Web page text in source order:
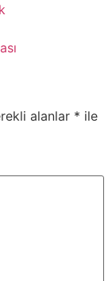
alanlar * ile